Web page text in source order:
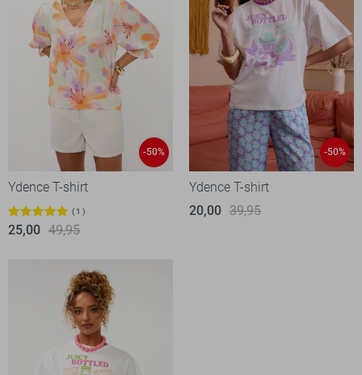
-50%
Ydence T-shirt
1
25,00 49,95
-50%
Ydence T-shirt
20,00 39,95